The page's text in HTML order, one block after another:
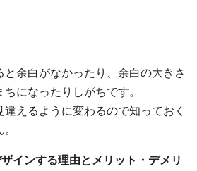
余白がなかったり、余白の大きさ
になったりしがちです。
えるように変わるので知っておく
インする理由とメリット・デメリ